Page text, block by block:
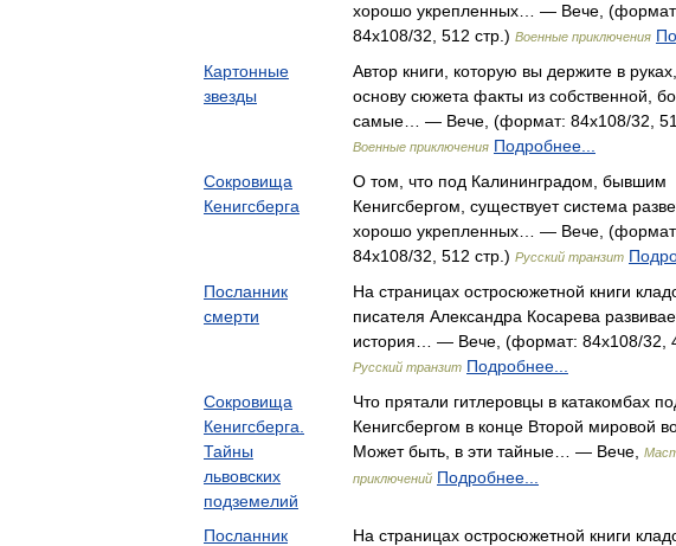
хорошо укрепленных… — Вече,
84x108/32, 512 стр.) Военные приключения
Картонные
звезды
Автор книги, которую вы держите в
основу сюжета факты из собственной,
самые… — Вече, (формат: 84x108/32,
Военные приключения Подробнее...
Сокровища
Кенигсберга
О том, что под Калининградом, бывшим
Кенигсбергом, существует система
хорошо укрепленных… — Вече,
84x108/32, 512 стр.) Русский транзит
Посланник
смерти
На страницах остросюжетной книги
писателя Александра Косарева
история… — Вече, (формат: 84x108/32,
Русский транзит Подробнее...
Сокровища
Кенигсберга.
Тайны
львовских
подземелий
Что прятали гитлеровцы в катакомбах
Кенигсбергом в конце Второй мировой
Может быть, в эти тайные… — Вече,
приключений Подробнее...
Посланник
На страницах остросюжетной книги